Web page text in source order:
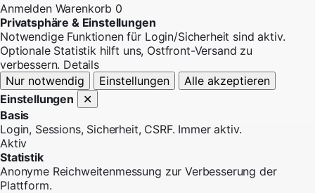
Anmelden Warenkorb 0
Privatsphäre & Einstellungen
Notwendige Funktionen für Login/Sicherheit sind aktiv.
Optionale Statistik hilft uns, Ostfront-Versand zu
verbessern. Details
Nur notwendig
Einstellungen
Alle akzeptieren
Einstellungen
✕
Basis
Login, Sessions, Sicherheit, CSRF. Immer aktiv.
Aktiv
Statistik
Anonyme Reichweitenmessung zur Verbesserung der
Plattform.